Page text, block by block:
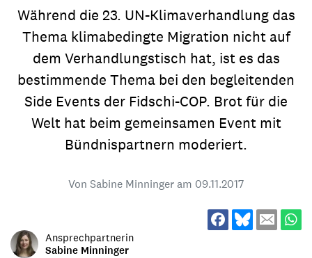
Während die 23. UN-Klimaverhandlung das
Thema klimabedingte Migration nicht auf
dem Verhandlungstisch hat, ist es das
bestimmende Thema bei den begleitenden
Side Events der Fidschi-COP. Brot für die
Welt hat beim gemeinsamen Event mit
Bündnispartnern moderiert.
Von Sabine Minninger am 09.11.2017
Ansprechpartnerin
Sabine Minninger